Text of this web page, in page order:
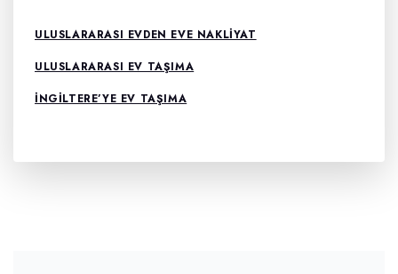
ULUSLARARASI EVDEN EVE NAKLIYAT
ULUSLARARASI EV TAŞIMA
INGILTERE’YE EV TAŞIMA